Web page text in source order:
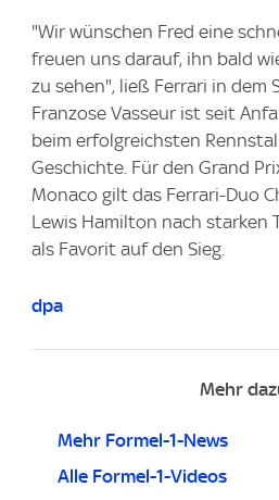
"Wir wünschen Fred eine
freuen uns darauf, ihn bald
zu sehen", ließ Ferrari in dem
Franzose Vasseur ist seit
beim erfolgreichsten
Geschichte. Für den Grand
Monaco gilt das Ferrari-Duo
Lewis Hamilton nach starken
als Favorit auf den Sieg.
dpa
Mehr
Mehr Formel-1-News
Alle Formel-1-Videos